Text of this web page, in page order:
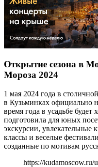
Открытие сезона в
Мороза 2024
1 мая 2024 года в
в Кузьминках официально
время года в усадьбе будет
подготовила для юных
экскурсии, увлекательные
классы и веселые
созданные по мотивам
https://kudamoscow.ru/